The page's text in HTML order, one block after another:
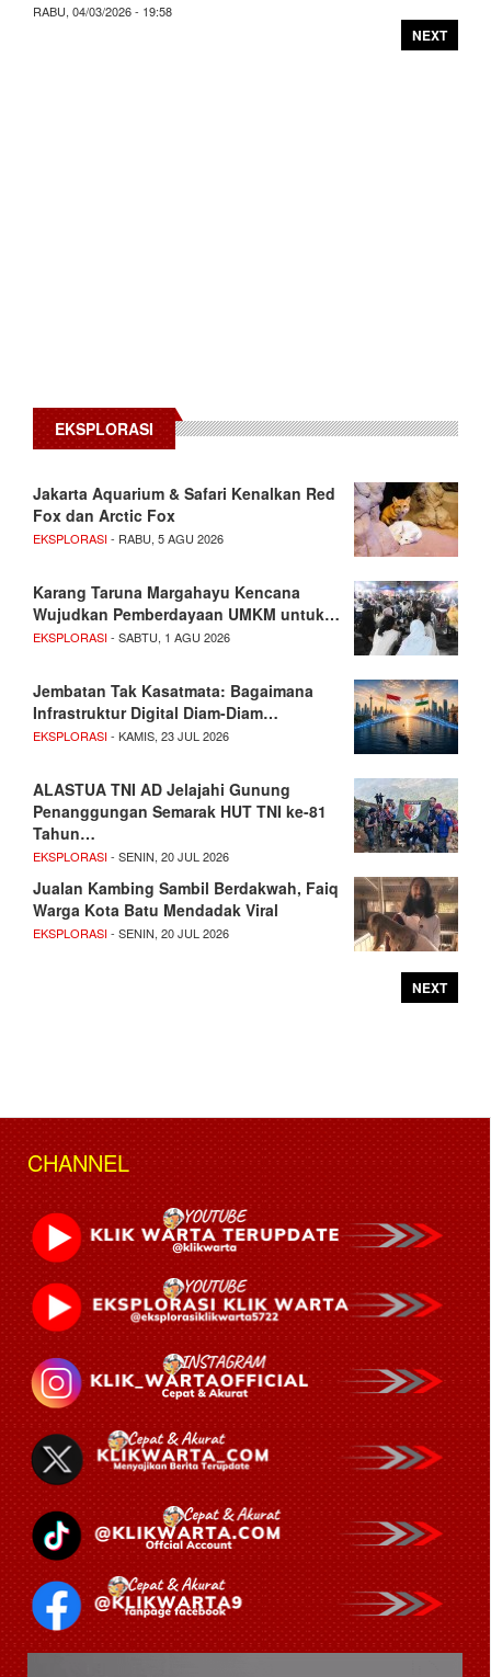
RABU, 04/03/2026 - 19:58
NEXT
EKSPLORASI
Jakarta Aquarium & Safari Kenalkan Red
Fox dan Arctic Fox
EKSPLORASI- RABU, 5 AGU 2026
Karang Taruna Margahayu Kencana
Wujudkan Pemberdayaan UMKM untuk…
EKSPLORASI- SABTU, 1 AGU 2026
Jembatan Tak Kasatmata: Bagaimana
Infrastruktur Digital Diam-Diam…
EKSPLORASI- KAMIS, 23 JUL 2026
ALASTUA TNI AD Jelajahi Gunung
Penanggungan Semarak HUT TNI ke-81
Tahun…
EKSPLORASI- SENIN, 20 JUL 2026
Jualan Kambing Sambil Berdakwah, Faiq
Warga Kota Batu Mendadak Viral
EKSPLORASI- SENIN, 20 JUL 2026
NEXT
CHANNEL